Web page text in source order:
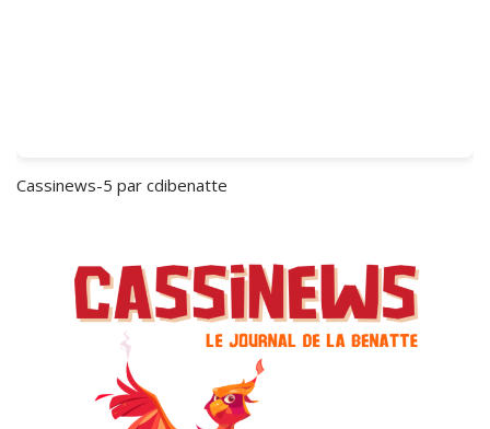
Cassinews-5 par cdibenatte